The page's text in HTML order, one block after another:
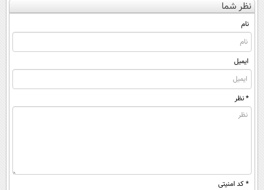
(◀پرسش‌نامه)
نظر شما
نام
ایمیل
* نظر
* کد امنیتی